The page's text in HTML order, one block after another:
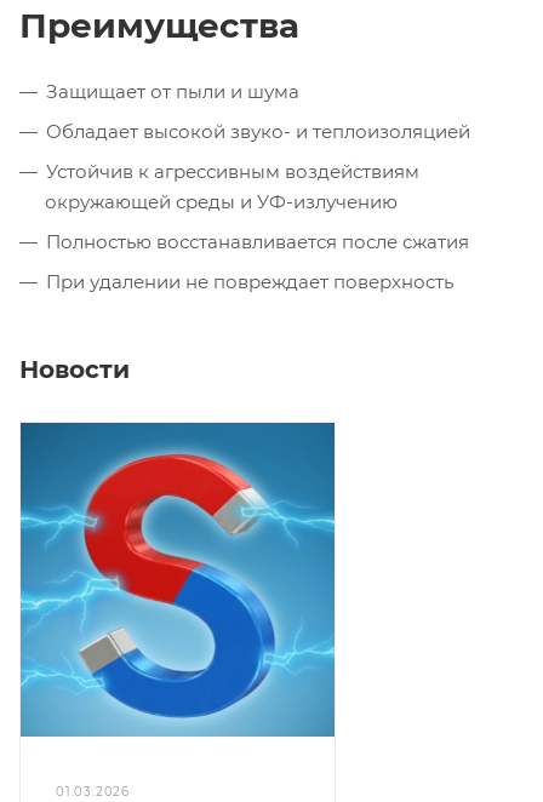
Преимущества
Защищает от пыли и шума
Обладает высокой звуко- и теплоизоляцией
Устойчив к агрессивным воздействиям
окружающей среды и УФ-излучению
Полностью восстанавливается после сжатия
При удалении не повреждает поверхность
Новости
01.03.2026